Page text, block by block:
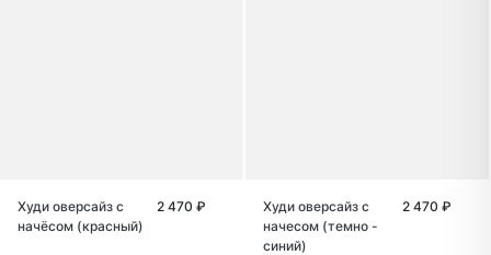
Худи оверсайз с
начёсом (красный)
2 470 ₽
Худи оверсайз с
начесом (темно -
синий)
2 470 ₽